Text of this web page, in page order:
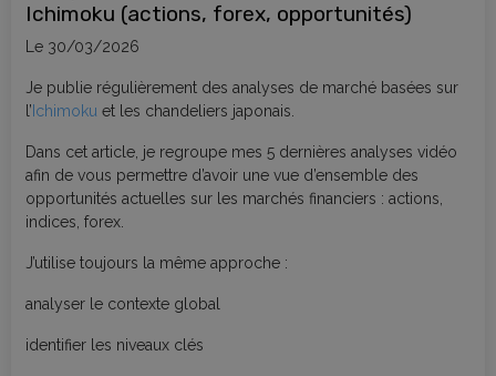
Ichimoku (actions, forex, opportunités)
Le 30/03/2026
Je publie régulièrement des analyses de marché basées sur
l’ Ichimoku et les chandeliers japonais.
Dans cet article, je regroupe mes 5 dernières analyses vidéo
afin de vous permettre d’avoir une vue d’ensemble des
opportunités actuelles sur les marchés financiers : actions,
indices, forex.
J’utilise toujours la même approche :
analyser le contexte global
identifier les niveaux clés